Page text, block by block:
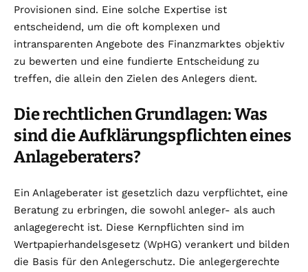
Provisionen sind. Eine solche Expertise ist
entscheidend, um die oft komplexen und
intransparenten Angebote des Finanzmarktes objektiv
zu bewerten und eine fundierte Entscheidung zu
treffen, die allein den Zielen des Anlegers dient.
Die rechtlichen Grundlagen: Was
sind die Aufklärungspflichten eines
Anlageberaters?
Ein Anlageberater ist gesetzlich dazu verpflichtet, eine
Beratung zu erbringen, die sowohl anleger- als auch
anlagegerecht ist. Diese Kernpflichten sind im
Wertpapierhandelsgesetz (WpHG) verankert und bilden
die Basis für den Anlegerschutz. Die anlegergerechte